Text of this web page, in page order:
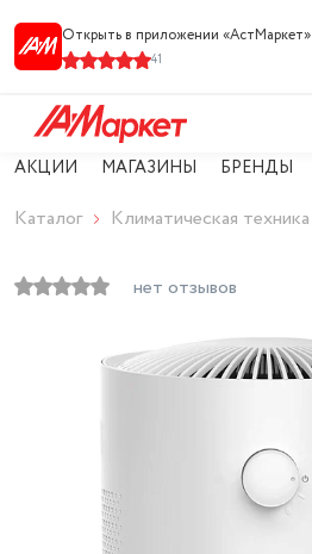
Открыть в приложении «АстМарке‪т‬»
41
АКЦИИ МАГАЗИНЫ БРЕНДЫ
Каталог Климатическая техника
нет отзывов